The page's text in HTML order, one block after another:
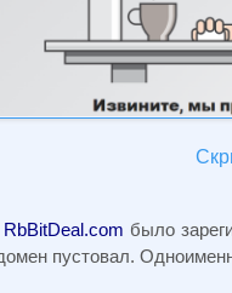
RbBitDeal.com было
пустовал.